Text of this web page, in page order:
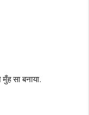
सा बनाया.